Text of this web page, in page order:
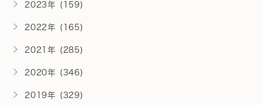
2023年 (159)
2022年 (165)
2021年 (285)
2020年 (346)
2019年 (329)